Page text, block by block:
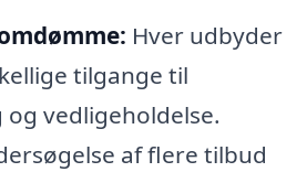
Hver udbyder
tilgange til
vedligeholdelse.
af flere tilbud